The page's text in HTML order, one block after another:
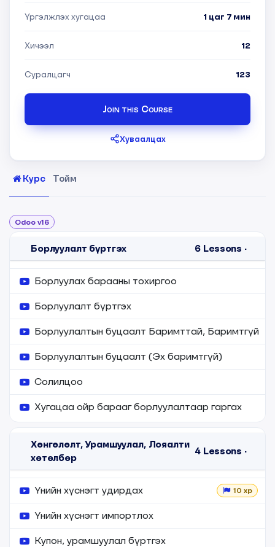
Үргэлжлэх хугацаа 1 цаг 7 мин
Хичээл 12
Суралцагч 123
Join this Course
Хуваалцах
Курс Тойм
Odoo v16
Борлуулалт бүртгэх 6 Lessons ·
Борлуулах барааны тохиргоо
Борлуулалт бүртгэх
Борлуулалтын буцаалт Баримттай, Баримтгүй
Борлуулалтын буцаалт (Эх баримтгүй)
Солилцоо
Хугацаа ойр барааг борлуулалтаар гаргах
Хөнгөлөлт, Урамшуулал, Лояалти
хөтөлбөр
4 Lessons ·
Үнийн хүснэгт удирдах 10 xp
Үнийн хүснэгт импортлох
Купон, урамшуулал бүртгэх